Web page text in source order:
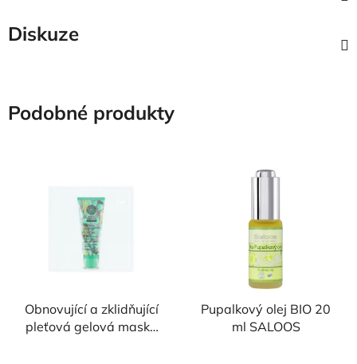
Diskuze
Podobné produkty
Obnovující a zklidňující
pleťová gelová maska
Pupalkový olej BIO 20
ml SALOOS